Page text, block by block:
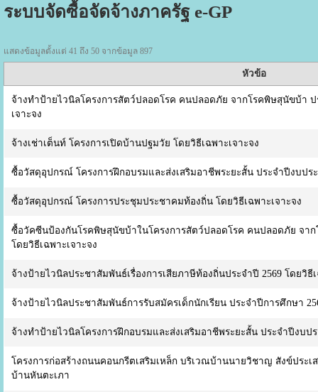
ระบบจัดซื้อจัดจ้างภาครัฐ e-GP
แสดงข้อมูลตั้งแต่ 41 ถึง 50 จากข้อมูล 897
หัวข้อ
จ้างทำป้ายไวนิลโครงการสัตว์ปลอดโรค คนปลอดภัย จากโรคพิษสุนัขบ้า
เจาะจง
จ้างเช่าเต็นท์ โครงการเปิดบ้านปฐมวัย โดยวิธีเฉพาะเจาะจง
ซื้อวัสดุอุปกรณ์ โครงการฝึกอบรมและส่งเสริมอาชีพระยะสั้น ประจำปีงบปร
ซื้อวัสดุอุปกรณ์ โครงการประชุมประชาคมท้องถิ่น โดยวิธีเฉพาะเจาะจง
ซื้อวัคซีนป้องกันโรคพิษสุนัขบ้าในโครงการสัตว์ปลอดโรค คนปลอดภัย จา
โดยวิธีเฉพาะเจาะจง
จ้างป้ายไวนิลประชาสัมพันธ์เรื่องการเสียภาษีท้องถิ่นประจำปี 2569 โดยวิธี
จ้างป้ายไวนิลประชาสัมพันธ์การรับสมัครเด็กนักเรียน ประจำปีการศึกษา
จ้างทำป้ายไวนิลโครงการฝึกอบรมและส่งเสริมอาชีพระยะสั้น ประจำปีงบป
โครงการก่อสร้างถนนคอนกรีตเสริมเหล็ก บริเวณบ้านนายวิชาญ สังข์ประ
บ้านหันตะเภา